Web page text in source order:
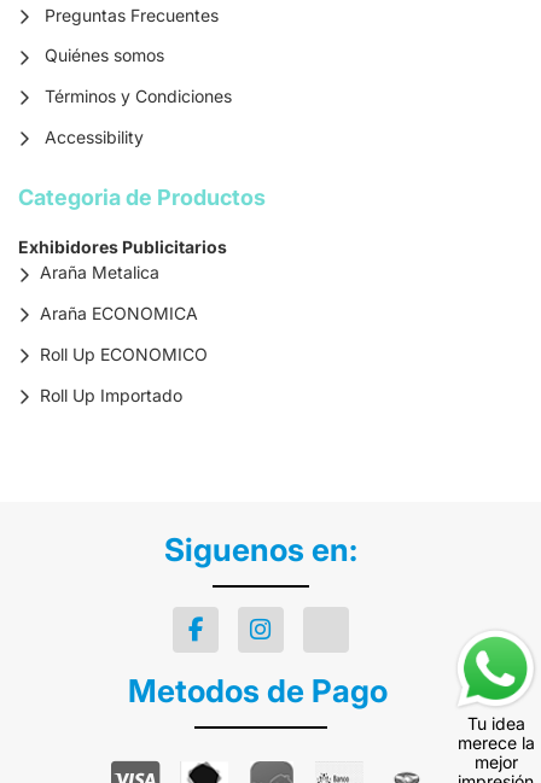
Preguntas Frecuentes
Quiénes somos
Términos y Condiciones
Accessibility
Categoria de Productos
Exhibidores Publicitarios
Araña Metalica
Araña ECONOMICA
Roll Up ECONOMICO
Roll Up Importado
Siguenos en:
Metodos de Pago
Tu idea
merece la
mejor